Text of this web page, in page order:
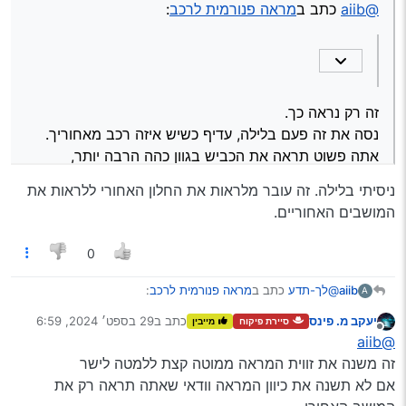
בלחיצת כפתור.
נסה את זה פעם בלילה, עדיף כשיש איזה רכב מאחוריך.
@aiib כתב במראה פנורמית לרכב:
זה רק נראה כך.
נסה את זה פעם בלילה, עדיף כשיש איזה רכב מאחוריך.
אתה פשוט תראה את הכביש בגוון כהה הרבה יותר,
משהו בסגנון של משקפי שמש…
ניסיתי בלילה. זה עובר מלראות את החלון האחורי ללראות את
המושבים האחוריים.
0
A
aiib@לך-תדע כתב במראה פנורמית לרכב:
אצלי הלשונית הזו משנה בפועל את הזווית למעלה
ולמטה- נראה שזה מיועד להעביר ממראה לכלי רכב
ניסיתי בלילה. זה עובר מלראות את החלון האחורי ללראות את
המושבים האחוריים.
מנותק
יעקב מ. פינס סיירת פיקוח מייבין כתב ב29 בספט׳ 2024, 6:59
נערך לאחרונה על ידי
@aiib
זה משנה את זווית המראה ממוטה קצת ללמטה לישר
אם לא תשנה את כיוון המראה וודאי שאתה תראה רק את